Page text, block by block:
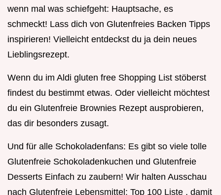
wenn mal was schiefgeht: Hauptsache, es
schmeckt! Lass dich von Glutenfreies Backen Tipps
inspirieren! Vielleicht entdeckst du ja dein neues
Lieblingsrezept.
Wenn du im Aldi gluten free Shopping List stöberst
findest du bestimmt etwas. Oder vielleicht möchtest
du ein Glutenfreie Brownies Rezept ausprobieren,
das dir besonders zusagt.
Und für alle Schokoladenfans: Es gibt so viele tolle
Glutenfreie Schokoladenkuchen und Glutenfreie
Desserts Einfach zu zaubern! Wir halten Ausschau
nach Glutenfreie Lebensmittel: Top 100 Liste , damit